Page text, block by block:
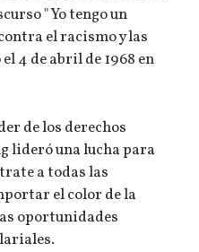
"Yo tengo un
el racismo y las
4 de abril de 1968 en
de los derechos
lideró una lucha para
a todas las
elcolor de la
oportunidades